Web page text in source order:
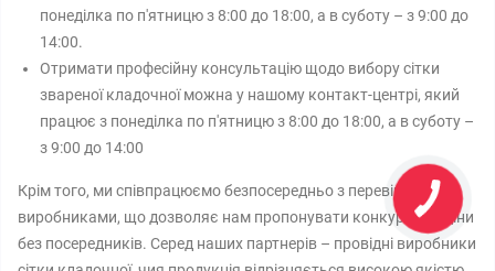
понеділка по п'ятницю з 8:00 до 18:00, а в суботу – з 9:00 до
14:00.
Отримати професійну консультацію щодо вибору сітки
звареної кладочної можна у нашому контакт-центрі, який
працює з понеділка по п'ятницю з 8:00 до 18:00, а в суботу –
з 9:00 до 14:00
Крім того, ми співпрацюємо безпосередньо з перевіреними
виробниками, що дозволяє нам пропонувати конкурентні ціни
без посередників. Серед наших партнерів – провідні виробники